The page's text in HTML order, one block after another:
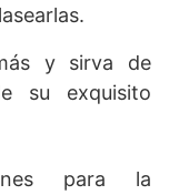
y sirva de
su exquisito
para la